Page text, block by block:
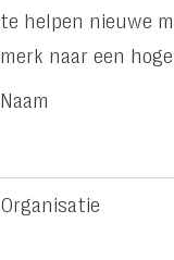
van een
gedreven
informatie
te helpen nieuwe
merk naar een
Naam
Organisatie